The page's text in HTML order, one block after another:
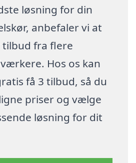
løsning for din
anbefaler vi at
fra flere
Hos os kan
få 3 tilbud, så du
priser og vælge
løsning for dit